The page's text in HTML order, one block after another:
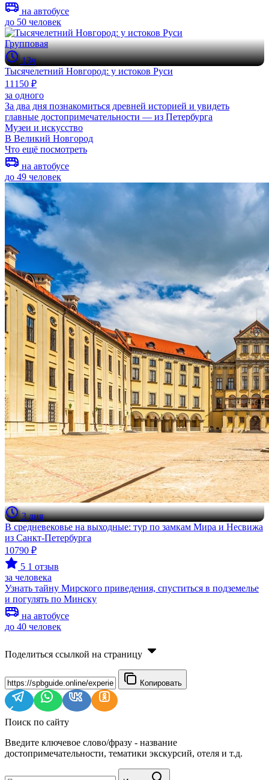
на автобусе
до 50 человек
Групповая
13ч
Тысячелетний Новгород: у истоков Руси
11150 ₽
за одного
За два дня познакомиться древней историей и увидеть
главные достопримечательности — из Петербурга
Музеи и искусство
В Великий Новгород
Что ещё посмотреть
на автобусе
до 49 человек
3 дня
В средневековье на выходные: тур по замкам Мира и Несвижа
из Санкт-Петербурга
10790 ₽
5 1 отзыв
за человека
Узнать тайну Мирского приведения, спуститься в подземелье
и погулять по Минску
на автобусе
до 40 человек
Поделиться ссылкой на страницу
Копировать
Поиск по сайту
Введите ключевое слово/фразу - название
достопримечательности, тематики экскурсий, отеля и т.д.